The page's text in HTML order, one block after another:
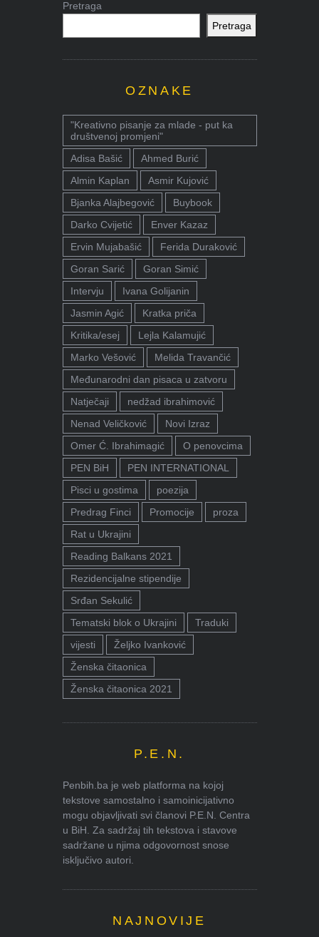
Pretraga
Pretraga
OZNAKE
"Kreativno pisanje za mlade - put ka
društvenoj promjeni"
Adisa Bašić
Ahmed Burić
Almin Kaplan
Asmir Kujović
Bjanka Alajbegović
Buybook
Darko Cvijetić
Enver Kazaz
Ervin Mujabašić
Ferida Duraković
Goran Sarić
Goran Simić
Intervju
Ivana Golijanin
Jasmin Agić
Kratka priča
Kritika/esej
Lejla Kalamujić
Marko Vešović
Melida Travančić
Međunarodni dan pisaca u zatvoru
Natječaji
nedžad ibrahimović
Nenad Veličković
Novi Izraz
Omer Ć. Ibrahimagić
O penovcima
PEN BiH
PEN INTERNATIONAL
Pisci u gostima
poezija
Predrag Finci
Promocije
proza
Rat u Ukrajini
Reading Balkans 2021
Rezidencijalne stipendije
Srđan Sekulić
Tematski blok o Ukrajini
Traduki
vijesti
Željko Ivanković
Ženska čitaonica
Ženska čitaonica 2021
P.E.N.
Penbih.ba je web platforma na kojoj
tekstove samostalno i samoinicijativno
mogu objavljivati svi članovi P.E.N. Centra
u BiH. Za sadržaj tih tekstova i stavove
sadržane u njima odgovornost snose
isključivo autori.
NAJNOVIJE